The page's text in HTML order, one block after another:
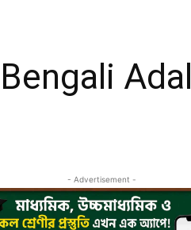
Bengali Adal
- Advertisement -